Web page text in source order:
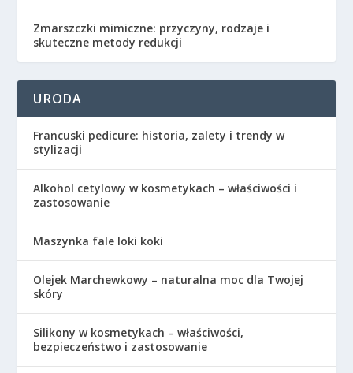
Zmarszczki mimiczne: przyczyny, rodzaje i
skuteczne metody redukcji
URODA
Francuski pedicure: historia, zalety i trendy w
stylizacji
Alkohol cetylowy w kosmetykach – właściwości i
zastosowanie
Maszynka fale loki koki
Olejek Marchewkowy – naturalna moc dla Twojej
skóry
Silikony w kosmetykach – właściwości,
bezpieczeństwo i zastosowanie